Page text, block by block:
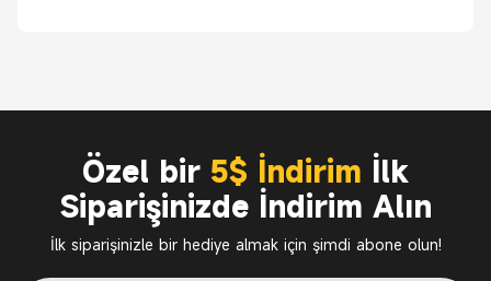
Özel bir 5$ İndirim İlk
Siparişinizde İndirim Alın
İlk siparişinizle bir hediye almak için şimdi abone olun!